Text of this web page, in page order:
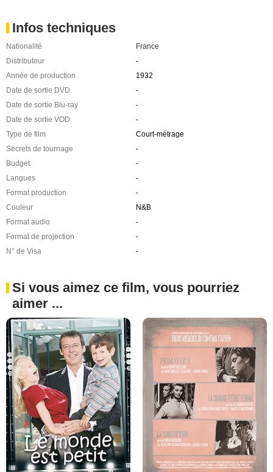
Infos techniques
Nationalité
France
Distributeur
-
Année de production
1932
Date de sortie DVD
-
Date de sortie Blu-ray
-
Date de sortie VOD
-
Type de film
Court-métrage
Secrets de tournage
-
Budget
-
Langues
-
Format production
-
Couleur
N&B
Format audio
-
Format de projection
-
N° de Visa
-
Si vous aimez ce film, vous pourriez
aimer ...